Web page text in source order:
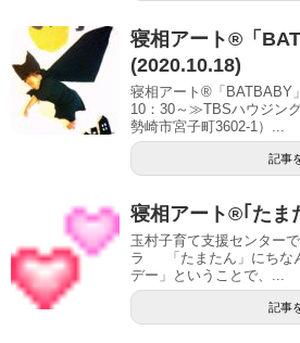
寝相アート®「
(2020.10.18)
寝相アート®「BATBABY
10：30～≫TBSハウジン
勢崎市宮子町3602-1）...
記事
寝相アート®｢たま
玉村子育て支援センタ
ラ 「たまたん」にちな
デー」ということで、...
記事